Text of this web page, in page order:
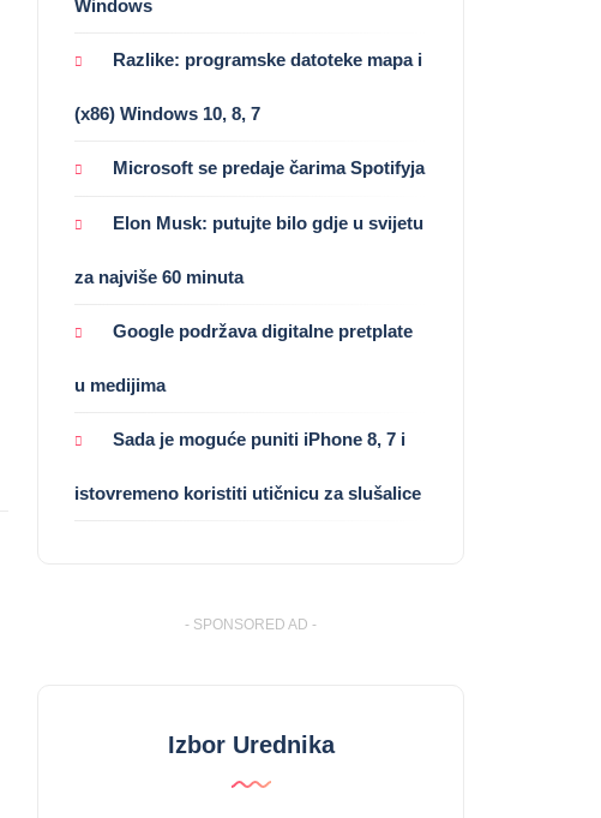
Windows
Razlike: programske datoteke mapa i
(x86) Windows 10, 8, 7
Microsoft se predaje čarima Spotifyja
Elon Musk: putujte bilo gdje u svijetu
za najviše 60 minuta
Google podržava digitalne pretplate
u medijima
Sada je moguće puniti iPhone 8, 7 i
istovremeno koristiti utičnicu za slušalice
- SPONSORED AD -
Izbor Urednika